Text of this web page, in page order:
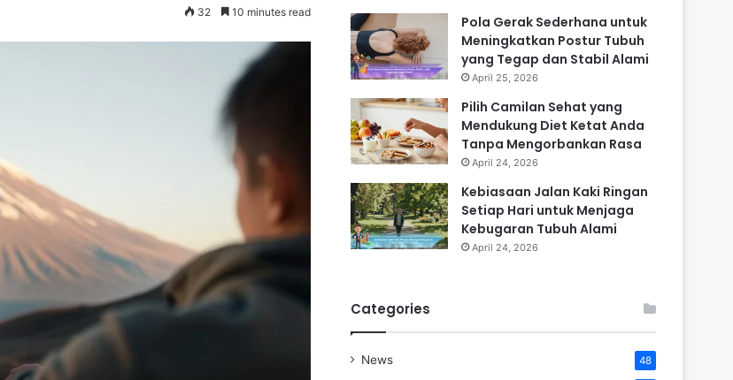
32 10 minutes read
Pola Gerak Sederhana untuk
Meningkatkan Postur Tubuh
yang Tegap dan Stabil Alami
April 25, 2026
Pilih Camilan Sehat yang
Mendukung Diet Ketat Anda
Tanpa Mengorbankan Rasa
April 24, 2026
Kebiasaan Jalan Kaki Ringan
Setiap Hari untuk Menjaga
Kebugaran Tubuh Alami
April 24, 2026
Categories
News 48